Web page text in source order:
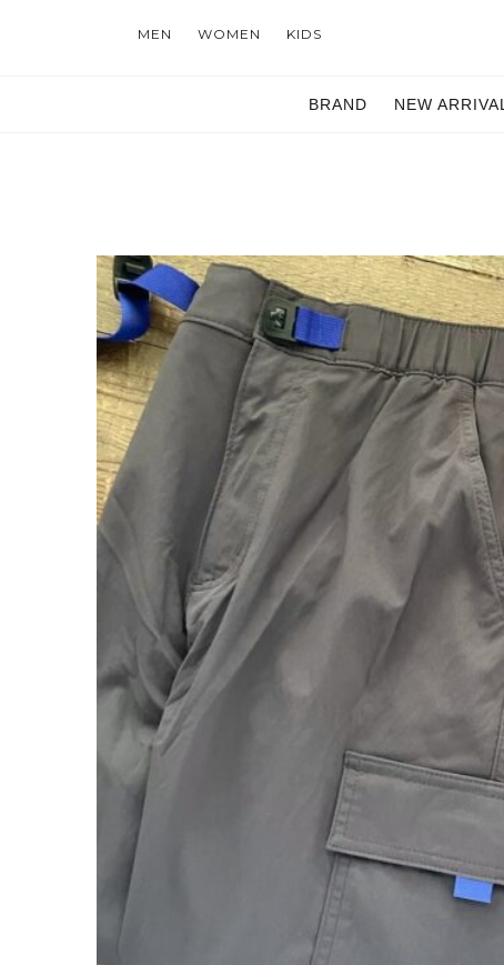
MEN WOMEN KIDS
BRAND NEW ARRIVAL